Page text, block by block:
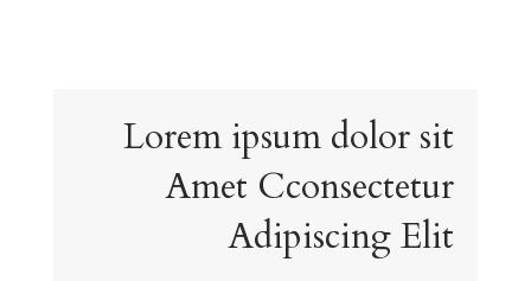
Lorem ipsum dolor sit
Amet Cconsectetur
Adipiscing Elit